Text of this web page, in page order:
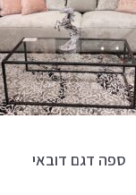
ספה דגם דובאי